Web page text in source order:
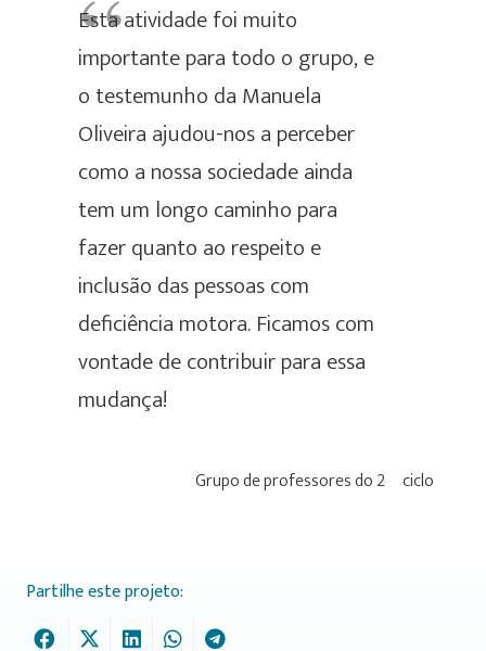
Esta atividade foi muito
importante para todo o grupo, e
o testemunho da Manuela
Oliveira ajudou-nos a perceber
como a nossa sociedade ainda
tem um longo caminho para
fazer quanto ao respeito e
inclusão das pessoas com
deficiência motora. Ficamos com
vontade de contribuir para essa
mudança!
Grupo de professores do 2º ciclo
Partilhe este projeto: